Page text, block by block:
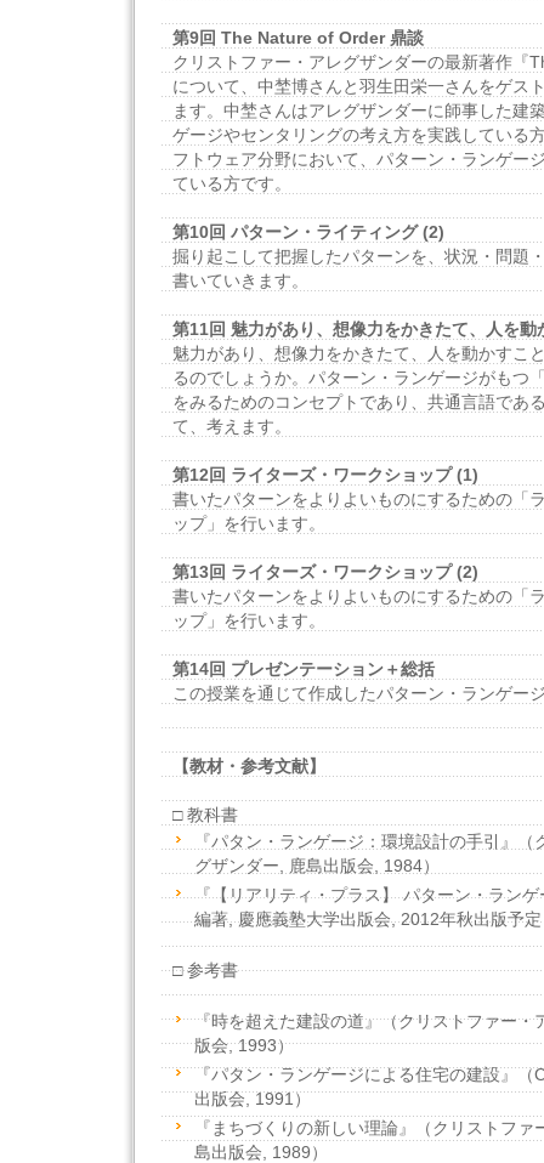
第9回 The Nature of Order 鼎談
クリストファー・アレグザンダーの最新著作『
について、中埜博さんと羽生田栄一さんをゲス
ます。中埜さんはアレグザンダーに師事した建
ゲージやセンタリングの考え方を実践している
フトウェア分野において、パターン・ランゲー
ている方です。
第10回 パターン・ライティング (2)
掘り起こして把握したパターンを、状況・問題
書いていきます。
第11回 魅力があり、想像力をかきたて、人を動
魅力があり、想像力をかきたて、人を動かすこ
るのでしょうか。パターン・ランゲージがもつ
をみるためのコンセプトであり、共通言語であ
て、考えます。
第12回 ライターズ・ワークショップ (1)
書いたパターンをよりよいものにするための「
ップ」を行います。
第13回 ライターズ・ワークショップ (2)
書いたパターンをよりよいものにするための「
ップ」を行います。
第14回 プレゼンテーション＋総括
この授業を通じて作成したパターン・ランゲー
【教材・参考文献】
□ 教科書
『パタン・ランゲージ：環境設計の手引』
グザンダー, 鹿島出版会, 1984）
『【リアリティ・プラス】 パターン・ラン
編著, 慶應義塾大学出版会, 2012年秋出版予
□ 参考書
『時を超えた建設の道』（クリストファー・
版会, 1993）
『パタン・ランゲージによる住宅の建設』（
出版会, 1991）
『まちづくりの新しい理論』（クリストフ
島出版会, 1989）